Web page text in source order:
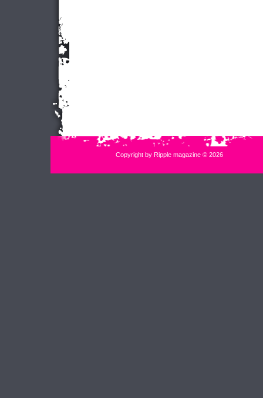
Copyright by Ripple magazine © 2026